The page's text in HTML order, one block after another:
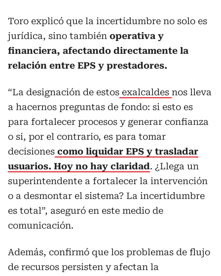
Toro explicó que la incertidumbre no solo es
jurídica, sino también operativa y
financiera, afectando directamente la
relación entre EPS y prestadores.
“La designación de estos exalcaldes nos lleva
a hacernos preguntas de fondo: si esto es
para fortalecer procesos y generar confianza
o si, por el contrario, es para tomar
decisiones como liquidar EPS y trasladar
usuarios. Hoy no hay claridad. ¿Llega un
superintendente a fortalecer la intervención
o a desmontar el sistema? La incertidumbre
es total”, aseguró en este medio de
comunicación.
Además, confirmó que los problemas de flujo
de recursos persisten y afectan la